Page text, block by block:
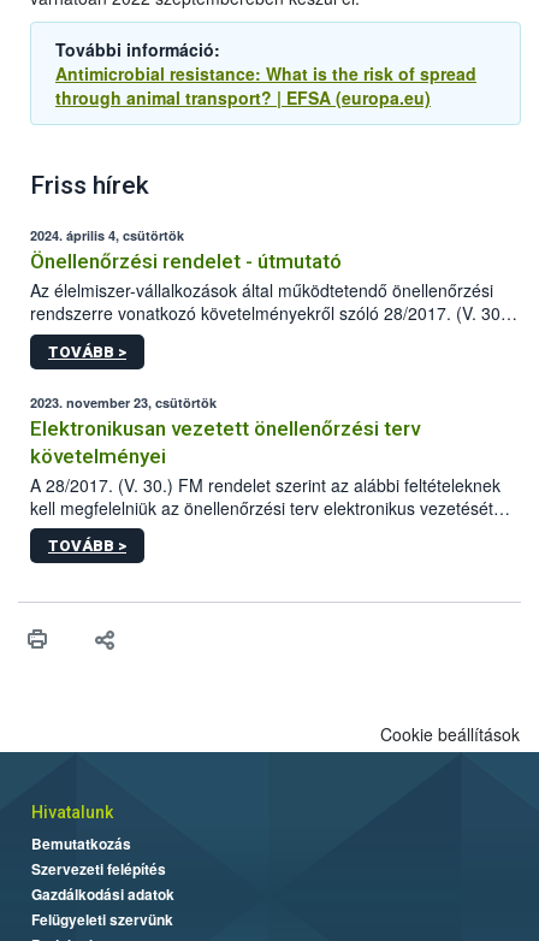
További információ:
Antimicrobial resistance: What is the risk of spread
through animal transport? | EFSA (europa.eu)
Friss hírek
2024. április 4, csütörtök
Önellenőrzési rendelet - útmutató
Az élelmiszer-vállalkozások által működtetendő önellenőrzési
rendszerre vonatkozó követelményekről szóló 28/2017. (V. 30.)
FM rendelet (a továbbiakban: rendelet) 2023 novemberi
módosítása komoly változást jelent a közép- és
TOVÁBB >
2023. november 23, csütörtök
Elektronikusan vezetett önellenőrzési terv
követelményei
A 28/2017. (V. 30.) FM rendelet szerint az alábbi feltételeknek
kell megfelelniük az önellenőrzési terv elektronikus vezetését
biztosító informatikai rendszereknek.
TOVÁBB >
Cookie beállítások
Hivatalunk
Bemutatkozás
Szervezeti felépítés
Gazdálkodási adatok
Felügyeleti szervünk